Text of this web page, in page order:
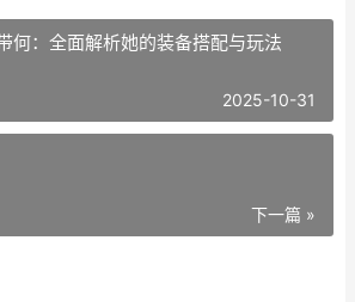
何：全面解析她的装备搭配与玩法
2025-10-31
下一篇 »